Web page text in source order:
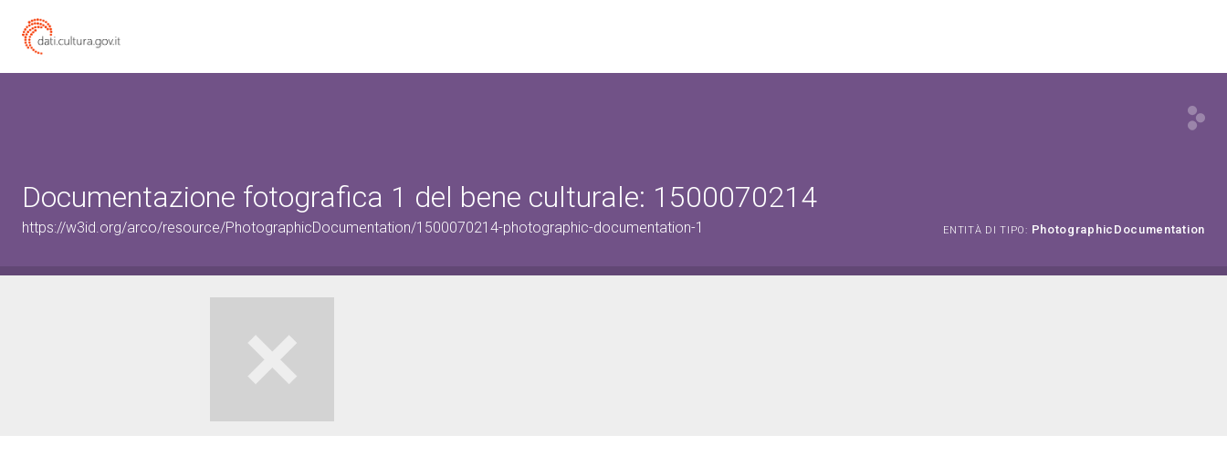
Documentazione fotografica 1 del bene culturale: 1500070214
https://w3id.org/arco/resource/PhotographicDocumentation/1500070214-photographic-documentation-1 ENTITÀ DI TIPO: PhotographicDocumentation